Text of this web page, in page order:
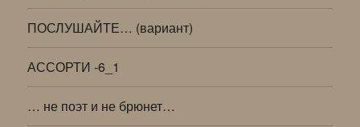
ПОСЛУШАЙТЕ… (вариант)
АССОРТИ -6_1
… не поэт и не брюнет…